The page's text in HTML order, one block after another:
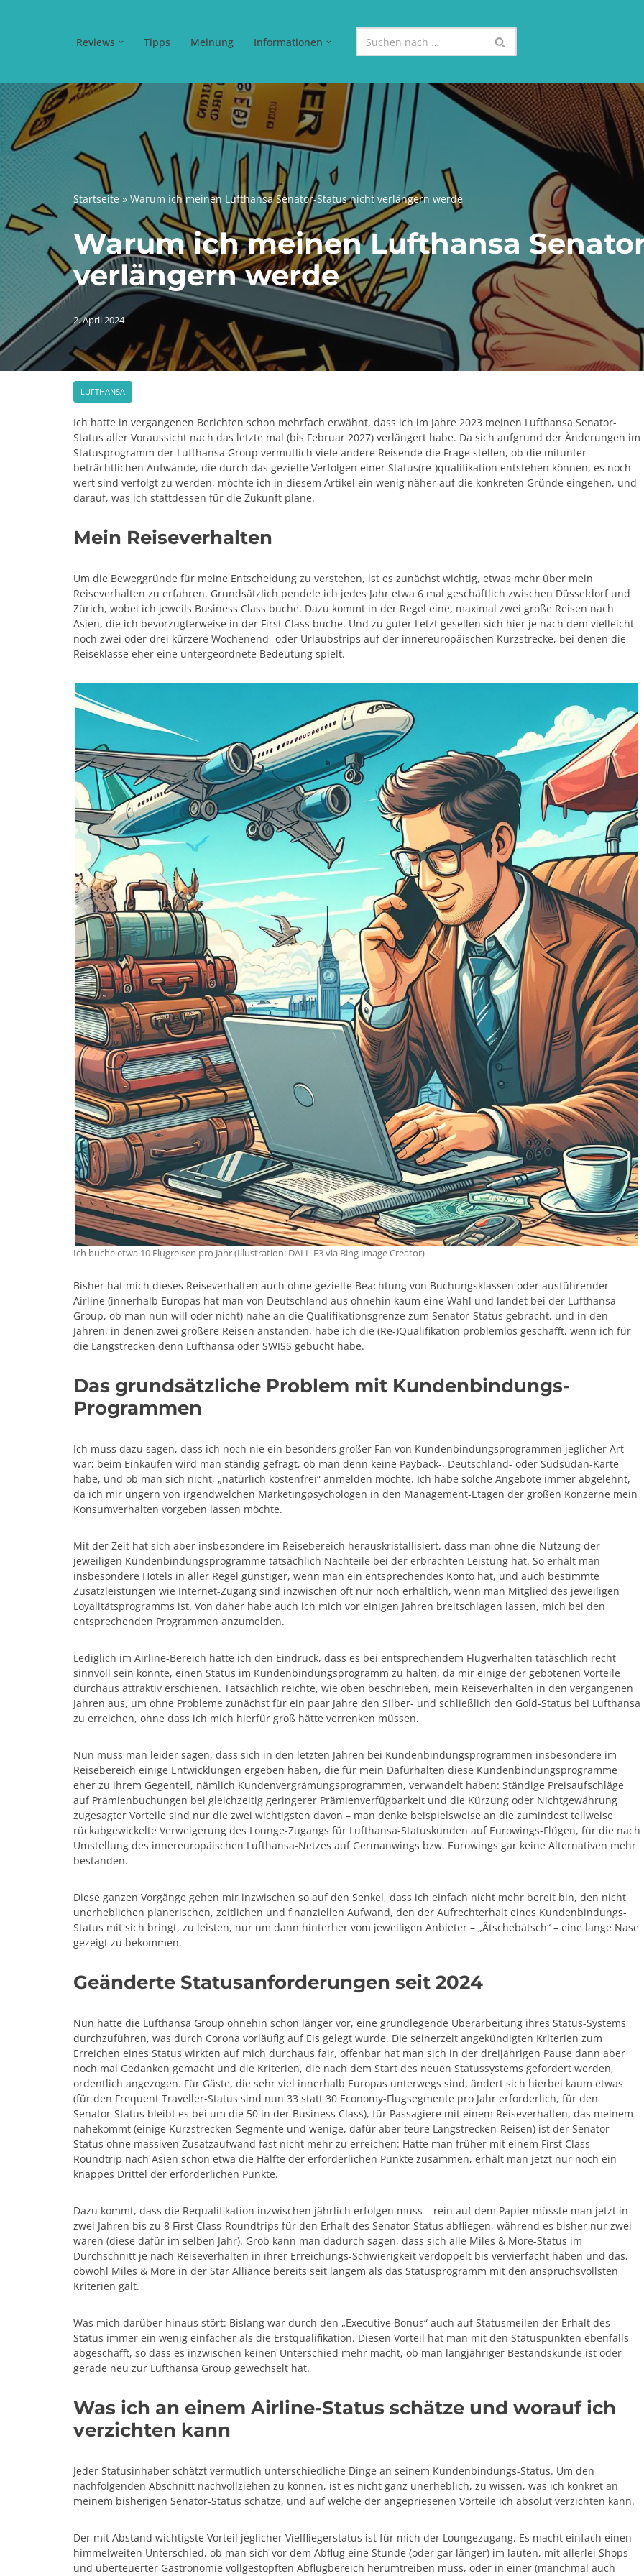
Reviews Tipps Meinung Informationen
Startseite » Warum ich meinen Lufthansa Senator-Status nicht verlängern werde
Warum ich meinen Lufthansa
verlängern werde
2. April 2024
LUFTHANSA
Ich hatte in vergangenen Berichten schon mehrfach erwähnt, dass ich im Jahre 2023 meinen Lufthansa Senator-
Status aller Voraussicht nach das letzte mal (bis Februar 2027) verlängert habe. Da sich aufgrund der Änderungen im
Statusprogramm der Lufthansa Group vermutlich viele andere Reisende die Frage stellen, ob die mitunter
beträchtlichen Aufwände, die durch das gezielte Verfolgen einer Status(re-)qualifikation entstehen können, es noch
wert sind verfolgt zu werden, möchte ich in diesem Artikel ein wenig näher auf die konkreten Gründe eingehen, und
darauf, was ich stattdessen für die Zukunft plane.
Mein Reiseverhalten
Um die Beweggründe für meine Entscheidung zu verstehen, ist es zunächst wichtig, etwas mehr über mein
Reiseverhalten zu erfahren. Grundsätzlich pendele ich jedes Jahr etwa 6 mal geschäftlich zwischen Düsseldorf und
Zürich, wobei ich jeweils Business Class buche. Dazu kommt in der Regel eine, maximal zwei große Reisen nach
Asien, die ich bevorzugterweise in der First Class buche. Und zu guter Letzt gesellen sich hier je nach dem vielleicht
noch zwei oder drei kürzere Wochenend- oder Urlaubstrips auf der innereuropäischen Kurzstrecke, bei denen die
Reiseklasse eher eine untergeordnete Bedeutung spielt.
Ich buche etwa 10 Flugreisen pro Jahr (Illustration: DALL-E3 via Bing Image Creator)
Bisher hat mich dieses Reiseverhalten auch ohne gezielte Beachtung von Buchungsklassen oder ausführender
Airline (innerhalb Europas hat man von Deutschland aus ohnehin kaum eine Wahl und landet bei der Lufthansa
Group, ob man nun will oder nicht) nahe an die Qualifikationsgrenze zum Senator-Status gebracht, und in den
Jahren, in denen zwei größere Reisen anstanden, habe ich die (Re-)Qualifikation problemlos geschafft, wenn ich für
die Langstrecken denn Lufthansa oder SWISS gebucht habe.
Das grundsätzliche Problem mit Kundenbindungs-
Programmen
Ich muss dazu sagen, dass ich noch nie ein besonders großer Fan von Kundenbindungsprogrammen jeglicher Art
war; beim Einkaufen wird man ständig gefragt, ob man denn keine Payback-, Deutschland- oder Südsudan-Karte
habe, und ob man sich nicht, „natürlich kostenfrei“ anmelden möchte. Ich habe solche Angebote immer abgelehnt,
da ich mir ungern von irgendwelchen Marketingpsychologen in den Management-Etagen der großen Konzerne mein
Konsumverhalten vorgeben lassen möchte.
Mit der Zeit hat sich aber insbesondere im Reisebereich herauskristallisiert, dass man ohne die Nutzung der
jeweiligen Kundenbindungsprogramme tatsächlich Nachteile bei der erbrachten Leistung hat. So erhält man
insbesondere Hotels in aller Regel günstiger, wenn man ein entsprechendes Konto hat, und auch bestimmte
Zusatzleistungen wie Internet-Zugang sind inzwischen oft nur noch erhältlich, wenn man Mitglied des jeweiligen
Loyalitätsprogramms ist. Von daher habe auch ich mich vor einigen Jahren breitschlagen lassen, mich bei den
entsprechenden Programmen anzumelden.
Lediglich im Airline-Bereich hatte ich den Eindruck, dass es bei entsprechendem Flugverhalten tatäschlich recht
sinnvoll sein könnte, einen Status im Kundenbindungsprogramm zu halten, da mir einige der gebotenen Vorteile
durchaus attraktiv erschienen. Tatsächlich reichte, wie oben beschrieben, mein Reiseverhalten in den vergangenen
Jahren aus, um ohne Probleme zunächst für ein paar Jahre den Silber- und schließlich den Gold-Status bei Lufthansa
zu erreichen, ohne dass ich mich hierfür groß hätte verrenken müssen.
Nun muss man leider sagen, dass sich in den letzten Jahren bei Kundenbindungsprogrammen insbesondere im
Reisebereich einige Entwicklungen ergeben haben, die für mein Dafürhalten diese Kundenbindungsprogramme
eher zu ihrem Gegenteil, nämlich Kundenvergrämungsprogrammen, verwandelt haben: Ständige Preisaufschläge
auf Prämienbuchungen bei gleichzeitig geringerer Prämienverfügbarkeit und die Kürzung oder Nichtgewährung
zugesagter Vorteile sind nur die zwei wichtigsten davon – man denke beispielsweise an die zumindest teilweise
rückabgewickelte Verweigerung des Lounge-Zugangs für Lufthansa-Statuskunden auf Eurowings-Flügen, für die nach
Umstellung des innereuropäischen Lufthansa-Netzes auf Germanwings bzw. Eurowings gar keine Alternativen mehr
bestanden.
Diese ganzen Vorgänge gehen mir inzwischen so auf den Senkel, dass ich einfach nicht mehr bereit bin, den nicht
unerheblichen planerischen, zeitlichen und finanziellen Aufwand, den der Aufrechterhalt eines Kundenbindungs-
Status mit sich bringt, zu leisten, nur um dann hinterher vom jeweiligen Anbieter – „Ätschebätsch“ – eine lange Nase
gezeigt zu bekommen.
Geänderte Statusanforderungen seit 2024
Nun hatte die Lufthansa Group ohnehin schon länger vor, eine grundlegende Überarbeitung ihres Status-Systems
durchzuführen, was durch Corona vorläufig auf Eis gelegt wurde. Die seinerzeit angekündigten Kriterien zum
Erreichen eines Status wirkten auf mich durchaus fair, offenbar hat man sich in der dreijährigen Pause dann aber
noch mal Gedanken gemacht und die Kriterien, die nach dem Start des neuen Statussystems gefordert werden,
ordentlich angezogen. Für Gäste, die sehr viel innerhalb Europas unterwegs sind, ändert sich hierbei kaum etwas
(für den Frequent Traveller-Status sind nun 33 statt 30 Economy-Flugsegmente pro Jahr erforderlich, für den
Senator-Status bleibt es bei um die 50 in der Business Class), für Passagiere mit einem Reiseverhalten, das meinem
nahekommt (einige Kurzstrecken-Segmente und wenige, dafür aber teure Langstrecken-Reisen) ist der Senator-
Status ohne massiven Zusatzaufwand fast nicht mehr zu erreichen: Hatte man früher mit einem First Class-
Roundtrip nach Asien schon etwa die Hälfte der erforderlichen Punkte zusammen, erhält man jetzt nur noch ein
knappes Drittel der erforderlichen Punkte.
Dazu kommt, dass die Requalifikation inzwischen jährlich erfolgen muss – rein auf dem Papier müsste man jetzt in
zwei Jahren bis zu 8 First Class-Roundtrips für den Erhalt des Senator-Status abfliegen, während es bisher nur zwei
waren (diese dafür im selben Jahr). Grob kann man dadurch sagen, dass sich alle Miles & More-Status im
Durchschnitt je nach Reiseverhalten in ihrer Erreichungs-Schwierigkeit verdoppelt bis vervierfacht haben und das,
obwohl Miles & More in der Star Alliance bereits seit langem als das Statusprogramm mit den anspruchsvollsten
Kriterien galt.
Was mich darüber hinaus stört: Bislang war durch den „Executive Bonus“ auch auf Statusmeilen der Erhalt des
Status immer ein wenig einfacher als die Erstqualifikation. Diesen Vorteil hat man mit den Statuspunkten ebenfalls
abgeschafft, so dass es inzwischen keinen Unterschied mehr macht, ob man langjähriger Bestandskunde ist oder
gerade neu zur Lufthansa Group gewechselt hat.
Was ich an einem Airline-Status schätze und worauf ich
verzichten kann
Jeder Statusinhaber schätzt vermutlich unterschiedliche Dinge an seinem Kundenbindungs-Status. Um den
nachfolgenden Abschnitt nachvollziehen zu können, ist es nicht ganz unerheblich, zu wissen, was ich konkret an
meinem bisherigen Senator-Status schätze, und auf welche der angepriesenen Vorteile ich absolut verzichten kann.
Der mit Abstand wichtigste Vorteil jeglicher Vielfliegerstatus ist für mich der Loungezugang. Es macht einfach einen
himmelweiten Unterschied, ob man sich vor dem Abflug eine Stunde (oder gar länger) im lauten, mit allerlei Shops
und überteuerter Gastronomie vollgestopften Abflugbereich herumtreiben muss, oder in einer (manchmal auch